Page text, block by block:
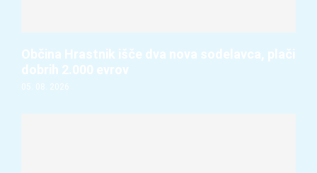
Občina Hrastnik išče dva nova sodelavca, plači
dobrih 2.000 evrov
05. 08. 2026